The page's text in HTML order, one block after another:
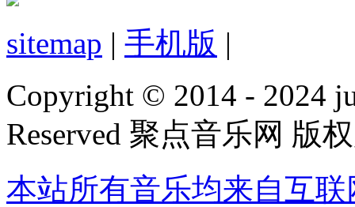
sitemap | 手机版 |
Copyright © 2014 - 2024
Reserved 聚点音乐网 版
本站所有音乐均来自互